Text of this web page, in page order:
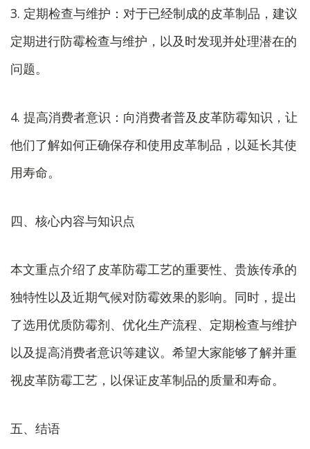
3. 定期检查与维护：对于已经制成的皮革制品，建议
定期进行防霉检查与维护，以及时发现并处理潜在的
问题。
4. 提高消费者意识：向消费者普及皮革防霉知识，让
他们了解如何正确保存和使用皮革制品，以延长其使
用寿命。
四、核心内容与知识点
本文重点介绍了皮革防霉工艺的重要性、贵族传承的
独特性以及近期气候对防霉效果的影响。同时，提出
了选用优质防霉剂、优化生产流程、定期检查与维护
以及提高消费者意识等建议。希望大家能够了解并重
视皮革防霉工艺，以保证皮革制品的质量和寿命。
五、结语